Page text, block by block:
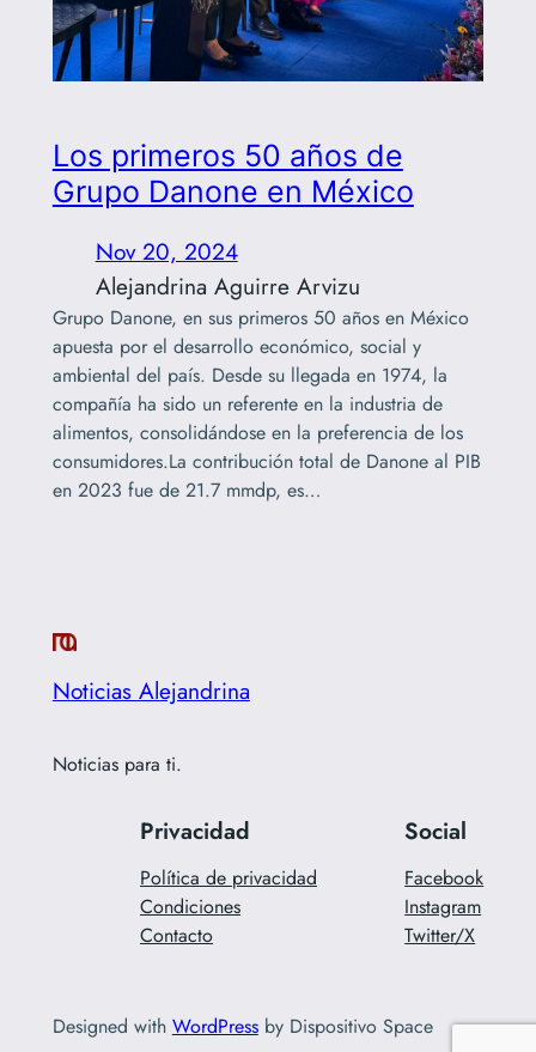
Los primeros 50 años de
Grupo Danone en México
Nov 20, 2024
Alejandrina Aguirre Arvizu
Grupo Danone, en sus primeros 50 años en México
apuesta por el desarrollo económico, social y
ambiental del país. Desde su llegada en 1974, la
compañía ha sido un referente en la industria de
alimentos, consolidándose en la preferencia de los
consumidores.La contribución total de Danone al PIB
en 2023 fue de 21.7 mmdp, es…
Noticias Alejandrina
Noticias para ti.
Privacidad
Política de privacidad
Condiciones
Contacto
Social
Facebook
Instagram
Twitter/X
Designed with WordPressby Dispositivo Space